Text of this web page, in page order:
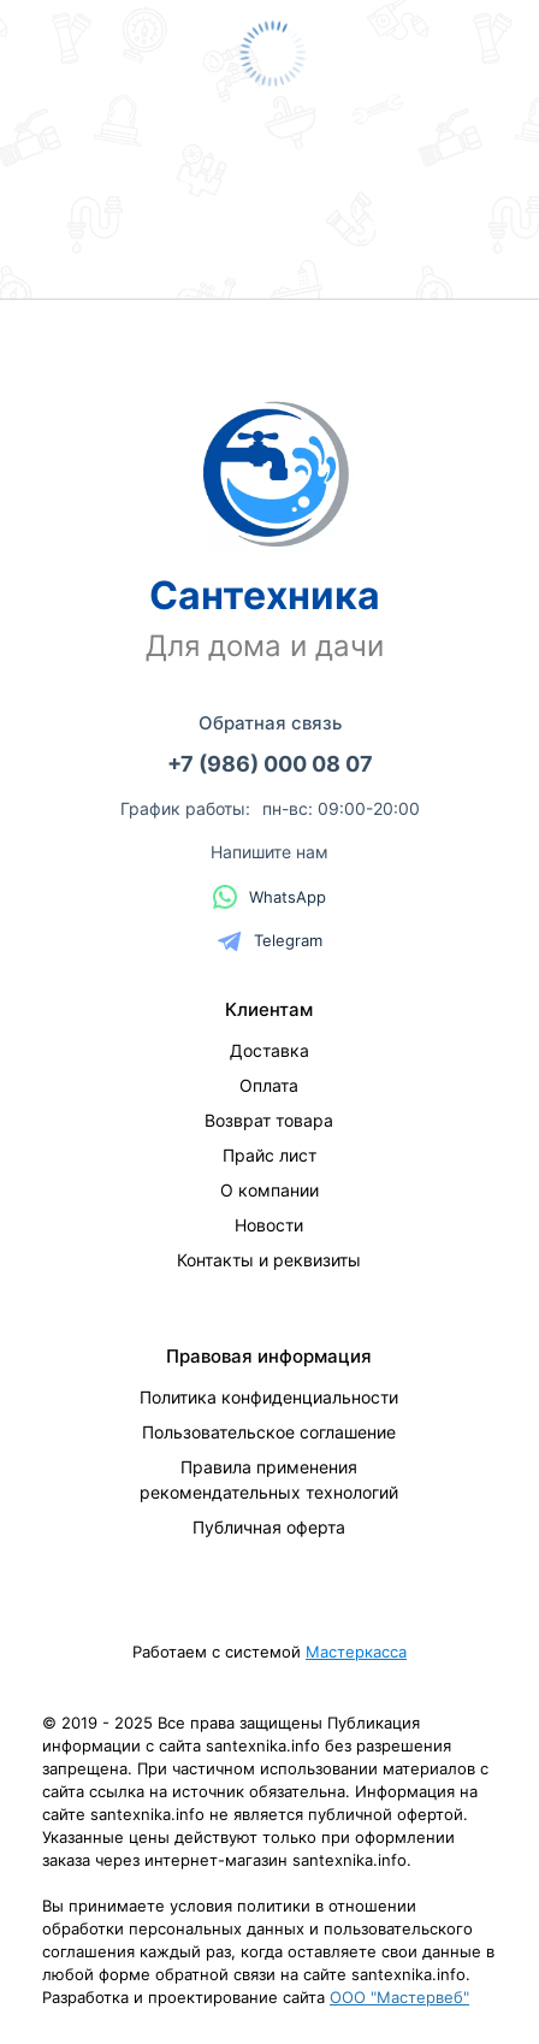
Сантехника
Для дома и дачи
Обратная связь
+7 (986) 000 08 07
График работы: пн-вс: 09:00-20:00
Напишите нам
WhatsApp
Telegram
Клиентам
Доставка
Оплата
Возврат товара
Прайс лист
О компании
Новости
Контакты и реквизиты
Правовая информация
Политика конфиденциальности
Пользовательское соглашение
Правила применения
рекомендательных технологий
Публичная оферта
Работаем с системой Мастеркасса
© 2019 - 2025 Все права защищены Публикация
информации с сайта santexnika.info без разрешения
запрещена. При частичном использовании материалов с
сайта ссылка на источник обязательна. Информация на
сайте santexnika.info не является публичной офертой.
Указанные цены действуют только при оформлении
заказа через интернет-магазин santexnika.info.
Вы принимаете условия политики в отношении
обработки персональных данных и пользовательского
соглашения каждый раз, когда оставляете свои данные в
любой форме обратной связи на сайте santexnika.info.
Разработка и проектирование сайта ООО "Мастервеб"